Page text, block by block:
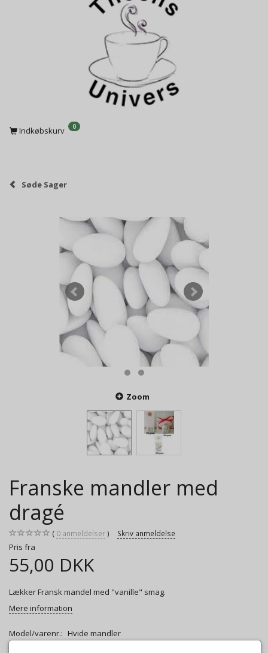
Indkøbskurv 0
Søde Sager
Zoom
Franske mandler med
dragé
0 anmeldelser Skriv anmeldelse
Pris fra
55,00 DKK
Lækker Fransk mandel med "vanille" smag.
Mere information
Model/varenr.: Hvide mandler